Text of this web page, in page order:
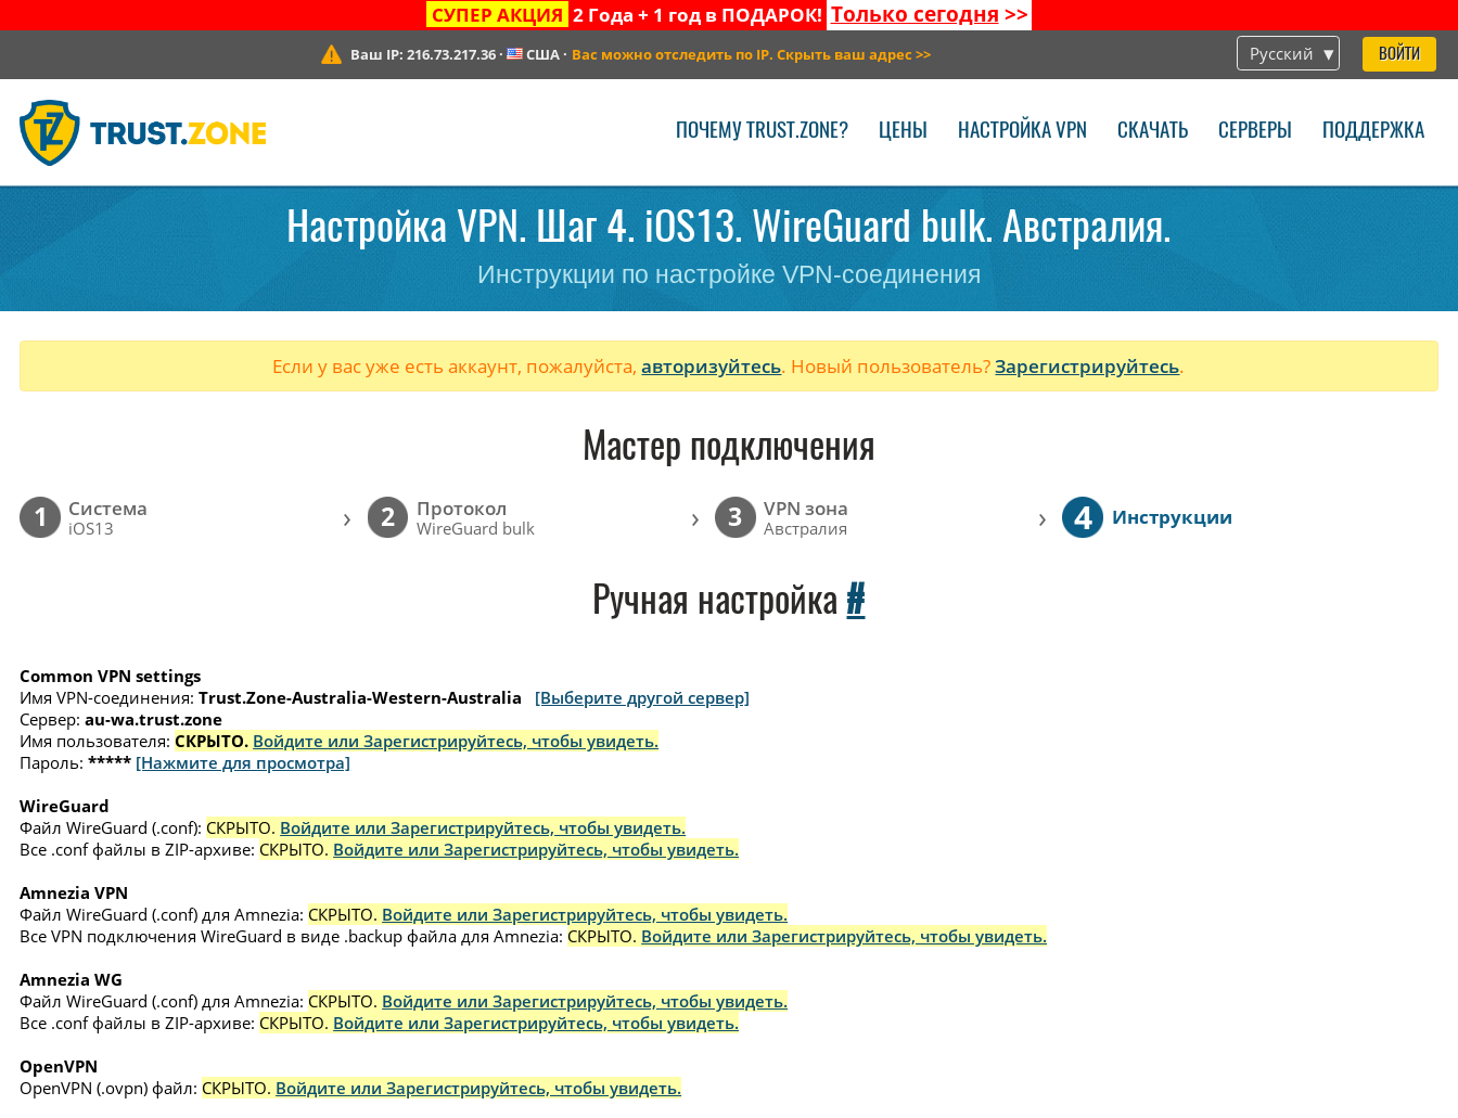
СУПЕР АКЦИЯ 2 Года + 1 год в ПОДАРОК! Только сегодня >>
Русский ВОЙТИ
Ваш IP: 216.73.217.36· США · Вас можно отследить по IP. Скрыть ваш адрес >>
ПОЧЕМУ TRUST.ZONE? ЦЕНЫ НАСТРОЙКА VPN СКАЧАТЬ СЕРВЕРЫ ПОДДЕРЖКА
Настройка VPN. Шаг 4. iOS13. WireGuard bulk. Австралия.
Инструкции по настройке VPN-соединения
Если у вас уже есть аккаунт, пожалуйста,авторизуйтесь. Новый пользователь?Зарегистрируйтесь.
Мастер подключения
1 Cистема
iOS13 › 2 Протокол
WireGuard bulk › 3 VPN зона
Австралия › 4 Инструкции
Ручная настройка #
Common VPN settings
Имя VPN-соединения: Trust.Zone-Australia-Western-Australia
[Выберите другой сервер]
Сервер: au-wa.trust.zone
Имя пользователя: СКРЫТО. Войдите или Зарегистрируйтесь, чтобы увидеть.
Пароль: ***** [Нажмите для просмотра]
WireGuard
Файл WireGuard (.conf): СКРЫТО. Войдите или Зарегистрируйтесь, чтобы увидеть.
Все .conf файлы в ZIP-архиве: СКРЫТО. Войдите или Зарегистрируйтесь, чтобы увидеть.
Amnezia VPN
Файл WireGuard (.conf) для Amnezia: СКРЫТО. Войдите или Зарегистрируйтесь, чтобы увидеть.
Все VPN подключения WireGuard в виде .backup файла для Amnezia: СКРЫТО. Войдите или Зарегистрируйтесь, чтобы увидеть.
Amnezia WG
Файл WireGuard (.conf) для Amnezia: СКРЫТО. Войдите или Зарегистрируйтесь, чтобы увидеть.
Все .conf файлы в ZIP-архиве: СКРЫТО. Войдите или Зарегистрируйтесь, чтобы увидеть.
OpenVPN
OpenVPN (.ovpn) файл: СКРЫТО. Войдите или Зарегистрируйтесь, чтобы увидеть.